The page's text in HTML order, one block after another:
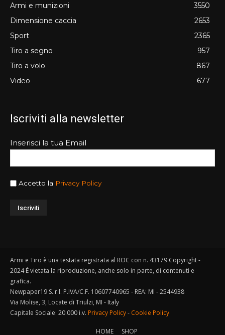
Armi e munizioni
3550
Dimensione caccia
2653
Sport
2365
Tiro a segno
957
Tiro a volo
867
Video
677
Iscriviti alla newsletter
Inserisci la tua Email
Accetto la Privacy Policy
Armi e Tiro è una testata registrata al ROC con n. 43179 Copyright -
2024 È vietata la riproduzione, anche solo in parte, di contenuti e
grafica.
Newpaper19 S..r.l. P.IVA/C.F. 10607740965 - REA: MI - 2544938
Via Molise, 3, Locate di Triulzi, MI - Italy
Capitale Sociale: 20.000 i.v. Privacy Policy- Cookie Policy
HOME SHOP